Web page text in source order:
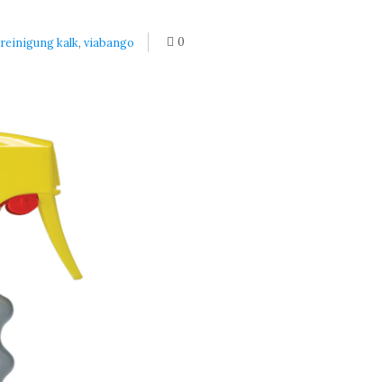
reinigung kalk, viabango 0